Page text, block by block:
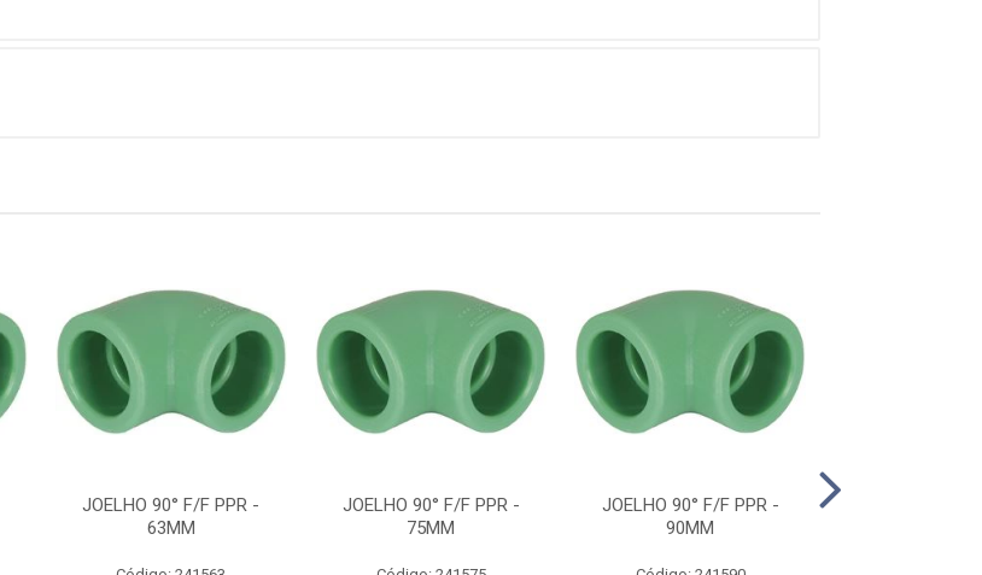
JOELHO 90° F/F PPR -
63MM
JOELHO 90° F/F PPR -
75MM
JOELHO 90° F/F PPR -
90MM